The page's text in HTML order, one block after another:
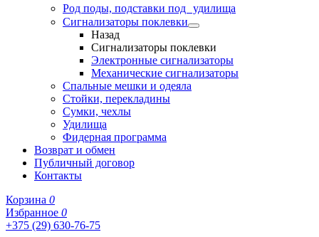
Род поды, подставки под удилища
Сигнализаторы поклевки
Назад
Сигнализаторы поклевки
Электронные сигнализаторы
Механические сигнализаторы
Спальные мешки и одеяла
Стойки, перекладины
Сумки, чехлы
Удилища
Фидерная программа
Возврат и обмен
Публичный договор
Контакты
Корзина 0
Избранное 0
+375 (29) 630-76-75